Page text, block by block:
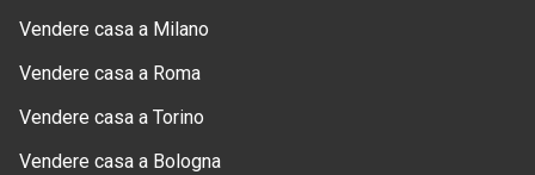
Vendere casa a Milano
Vendere casa a Roma
Vendere casa a Torino
Vendere casa a Bologna